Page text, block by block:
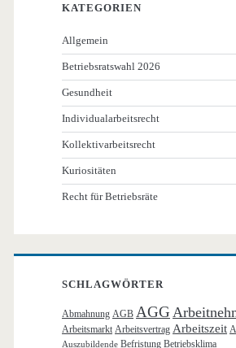
KATEGORIEN
Allgemein
Betriebsratswahl 2026
Gesundheit
Individualarbeitsrecht
Kollektivarbeitsrecht
Kuriositäten
Recht für Betriebsräte
SCHLAGWÖRTER
Abmahnung AGB AGG
Arbeitsmarkt Arbeitsvertrag Arbeitszeit
Auszubildende Befristung Betriebsklima